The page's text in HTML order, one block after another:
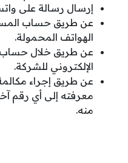
إرسال رسالة على واتساب
عن طريق حساب
الهواتف المحمولة.
عن طريق خلال حساب
الإلكتروني للشركة.
عن طريق إجراء
معرفته إلى أي رقم
منه.